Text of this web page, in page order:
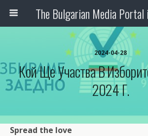
2024-04-28
Кой Ще Участва В
2024 Г.
Spread the love